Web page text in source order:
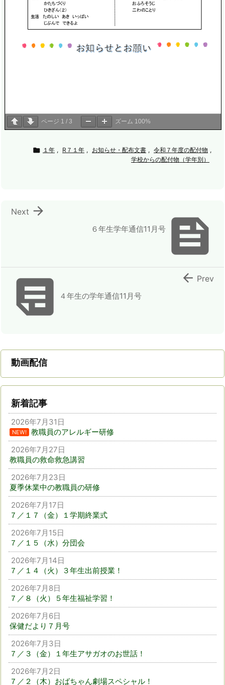
ページ 1 / 3 ズーム 100%
 １年 , R７１年 , お知らせ・配布文書 , 令和７年度の配付物 ,
学校からの配付物（学年別）

６年生学年通信11月号

Next
 ４年生の学年通信11月号
 Prev
動画配信
新着記事
2026年7月31日
NEW!
教職員のアレルギー研修
2026年7月27日
教職員の救命救急講習
2026年7月23日
夏季休業中の教職員の研修
2026年7月17日
７／１７（金）１学期終業式
2026年7月15日
７／１５（水）分団会
2026年7月14日
７／１４（火）３年生出前授業！
2026年7月8日
７／８（火）５年生福祉学習！
2026年7月6日
保健だより７月号
2026年7月3日
７／３（金）１年生アサガオのお世話！
2026年7月2日
７／２（木）おばちゃん劇場スペシャル！